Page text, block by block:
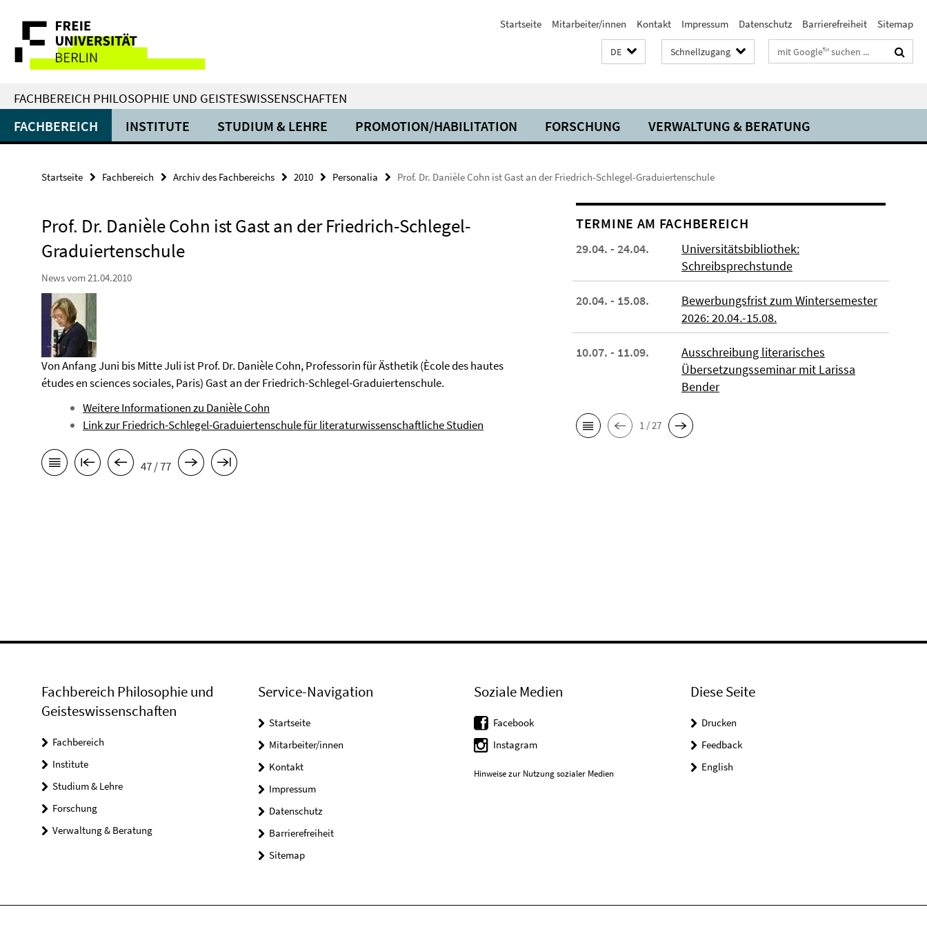
direkt
Inhalt
Service-
Navigation
Startseite Mitarbeiter/innen Kontakt Impressum Datenschutz Barrierefreiheit Sitemap
DE Schnellzugang Suchbegriffe
FACHBEREICH PHILOSOPHIE UND GEISTESWISSENSCHAFTEN
FACHBEREICH INSTITUTE STUDIUM & LEHRE PROMOTION/HABILITATION FORSCHUNG VERWALTUNG & BERATUNG
Startseite Fachbereich Archiv des Fachbereichs 2010 Personalia Prof. Dr. Danièle Cohn ist Gast an der Friedrich-Schlegel-Graduiertenschule
Prof. Dr. Danièle Cohn ist Gast an der Friedrich-Schlegel-
Graduiertenschule
News vom 21.04.2010
Von Anfang Juni bis Mitte Juli ist Prof. Dr. Danièle Cohn, Professorin für Ästhetik (Ècole des hautes
études en sciences sociales, Paris) Gast an der Friedrich-Schlegel-Graduiertenschule.
Weitere Informationen zu Danièle Cohn
Link zur Friedrich-Schlegel-Graduiertenschule für literaturwissenschaftliche Studien
47 / 77
TERMINE AM FACHBEREICH
29.04. - 24.04.
Universitätsbibliothek:
Schreibsprechstunde
20.04. - 15.08.
Bewerbungsfrist zum Wintersemester
2026: 20.04.-15.08.
10.07. - 11.09.
Ausschreibung literarisches
Übersetzungsseminar mit Larissa
Bender
1 / 27
Fachbereich Philosophie und
Geisteswissenschaften
Fachbereich
Institute
Studium & Lehre
Forschung
Verwaltung & Beratung
Service-Navigation
Startseite
Mitarbeiter/innen
Kontakt
Impressum
Datenschutz
Barrierefreiheit
Sitemap
Soziale Medien
Facebook
Instagram
Hinweise zur Nutzung sozialer Medien
Diese Seite
Drucken
Feedback
English